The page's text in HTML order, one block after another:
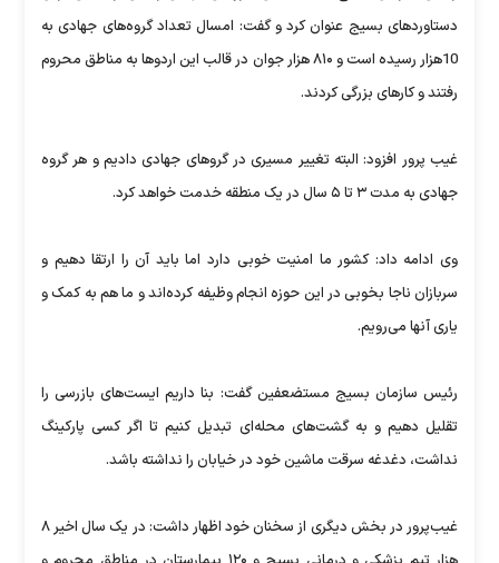
دستاوردهای بسیج عنوان کرد و گفت: امسال تعداد گروه‌های جهادی به
10هزار رسیده است و ۸۱۰ هزار جوان در قالب این اردوها به مناطق محروم
رفتند و کارهای بزرگی کردند.
غیب پرور افزود: البته تغییر مسیری در گروهای جهادی دادیم و هر گروه
جهادی به مدت ۳ تا ۵ سال در یک منطقه خدمت خواهد کرد.
وی ادامه داد: کشور ما امنیت خوبی دارد اما باید آن را ارتقا دهیم و
سربازان ناجا بخوبی در این حوزه انجام وظیفه کرده‌اند و ما هم به کمک و
یاری آنها می‌رویم.
رئیس سازمان بسیج مستضعفین گفت: بنا داریم ایست‌های بازرسی را
تقلیل دهیم و به گشت‌های محله‌ای تبدیل کنیم تا اگر کسی پارکینگ
نداشت، دغدغه سرقت ماشین خود در خیابان را نداشته باشد.
غیب‌پرور در بخش دیگری از سخنان خود اظهار داشت: در یک سال اخیر ۸